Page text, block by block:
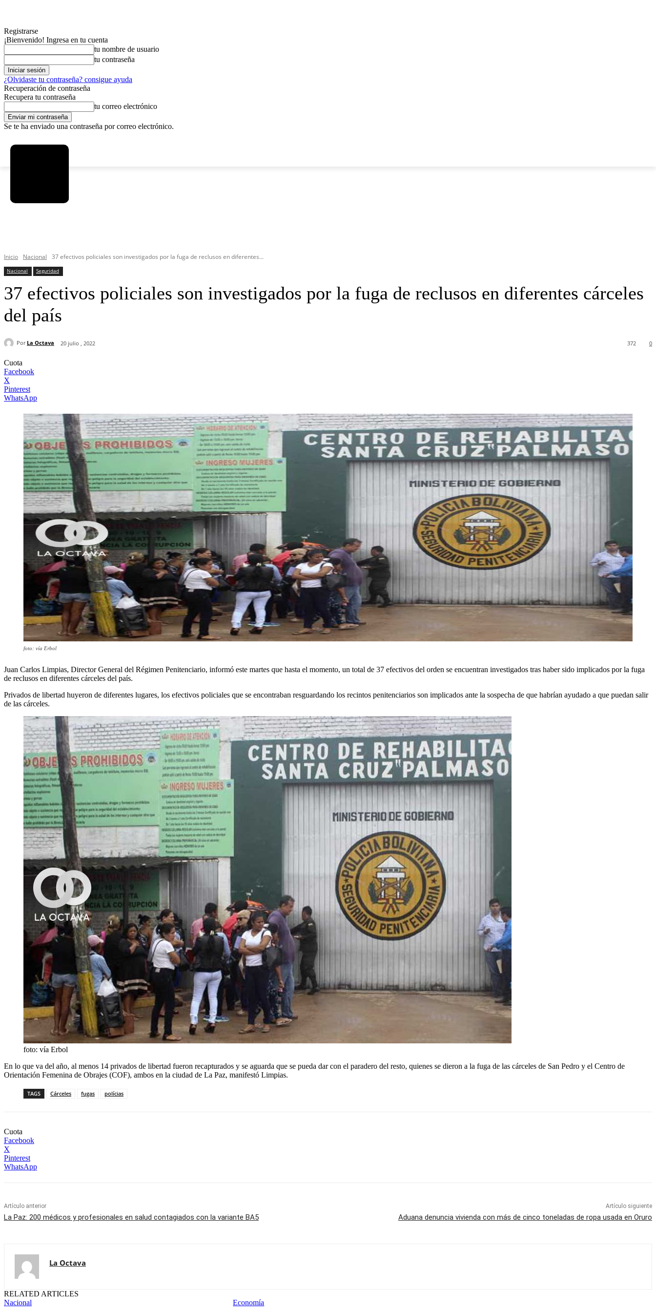
Registrarse
¡Bienvenido! Ingresa en tu cuenta
tu nombre de usuario
tu contraseña
¿Olvidaste tu contraseña? consigue ayuda
Recuperación de contraseña
Recupera tu contraseña
tu correo electrónico
Se te ha enviado una contraseña por correo electrónico.
Inicio Nacional 37 efectivos policiales son investigados por la fuga de reclusos en diferentes...
Nacional Seguridad
37 efectivos policiales son investigados por la fuga de reclusos en diferentes cárceles
del país
Por La Octava 20 julio , 2022 0
372
Cuota
Facebook
X
Pinterest
WhatsApp
foto: vía Erbol
Juan Carlos Limpias, Director General del Régimen Penitenciario, informó este martes que hasta el momento, un total de 37 efectivos del orden se encuentran investigados tras haber sido implicados por la fuga
de reclusos en diferentes cárceles del país.
Privados de libertad huyeron de diferentes lugares, los efectivos policiales que se encontraban resguardando los recintos penitenciarios son implicados ante la sospecha de que habrían ayudado a que puedan salir
de las cárceles.
foto: vía Erbol
En lo que va del año, al menos 14 privados de libertad fueron recapturados y se aguarda que se pueda dar con el paradero del resto, quienes se dieron a la fuga de las cárceles de San Pedro y el Centro de
Orientación Femenina de Obrajes (COF), ambos en la ciudad de La Paz, manifestó Limpias.
TAGS Cárceles fugas polícias
Cuota
Facebook
X
Pinterest
WhatsApp
Artículo anterior
La Paz: 200 médicos y profesionales en salud contagiados con la variante BA5
Artículo siguiente
Aduana denuncia vivienda con más de cinco toneladas de ropa usada en Oruro
La Octava
RELATED ARTICLES
Nacional
Economía